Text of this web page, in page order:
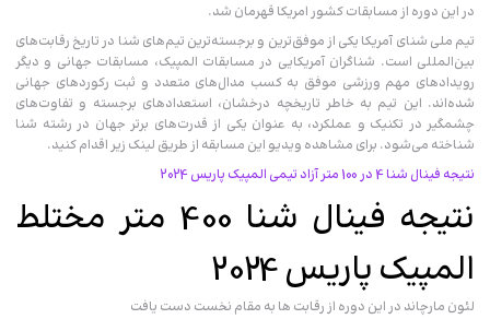
در این دوره از مسابقات کشور امریکا قهرمان شد.
تیم ملی شنای آمریکا یکی از موفق‌ترین و برجسته‌ترین تیم‌های شنا در تاریخ رقابت‌های
بین‌المللی است. شناگران آمریکایی در مسابقات المپیک، مسابقات جهانی و دیگر
رویدادهای مهم ورزشی موفق به کسب مدال‌های متعدد و ثبت رکوردهای جهانی
شده‌اند. این تیم به خاطر تاریخچه درخشان، استعدادهای برجسته و تفاوت‌های
چشمگیر در تکنیک و عملکرد، به عنوان یکی از قدرت‌های برتر جهان در رشته شنا
شناخته می‌شود. برای مشاهده ویدیو این مسابقه از طریق لینک زیر اقدام کنید.
نتیجه فینال شنا 4 در 100 متر آزاد تیمی المپیک پاریس 2024
نتیجه فینال شنا 400 متر مختلط
المپیک پاریس 2024
لئون مارچاند در این دوره از رقابت ها به مقام نخست دست یافت